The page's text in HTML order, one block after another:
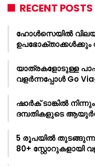
RECENT POSTS
ഹോൾസെയിൽ
ഉപഭോക്താക്കൾക്കും
യാത്രകളോടുള്ള
വളർന്നപ്പോൾ Go
ഷാർക്‌ ടാങ്കിൽ
ദമ്പതികളുടെ
5 രൂപയിൽ തുടങ്ങുന്ന
80+ സ്റ്റോറുകളായി